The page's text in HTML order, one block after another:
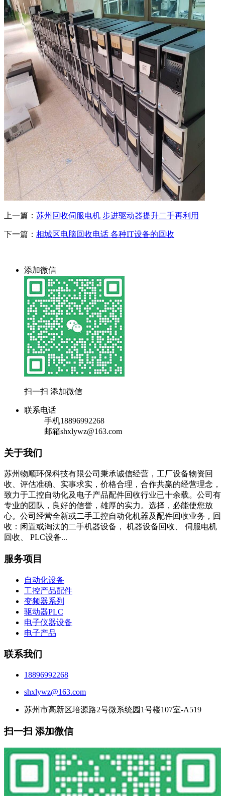
上一篇： 苏州回收伺服电机 步进驱动器提升二手再利用
下一篇： 相城区电脑回收电话 各种IT设备的回收
添加微信
扫一扫 添加微信
联系电话
手机18896992268
邮箱shxlywz@163.com
关于我们
苏州物顺环保科技有限公司秉承诚信经营，工厂设备物资回
收、评估准确、实事求实，价格合理，合作共赢的经营理念，
致力于工控自动化及电子产品配件回收行业已十余载。公司有
专业的团队，良好的信誉，雄厚的实力。选择，必能使您放
心。公司经营全新或二手工控自动化机器及配件回收业务，回
收：闲置或淘汰的二手机器设备， 机器设备回收、 伺服电机
回收、 PLC设备...
服务项目
自动化设备
工控产品配件
变频器系列
驱动器PLC
电子仪器设备
电子产品
联系我们
18896992268
shxlywz@163.com
苏州市高新区培源路2号微系统园1号楼107室-A519
扫一扫 添加微信